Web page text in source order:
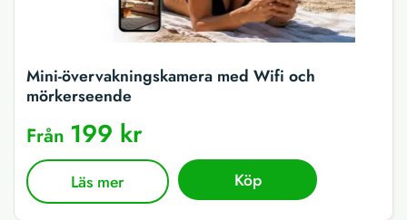
Mini-övervakningskamera med Wifi och
mörkerseende
Från 199 kr
Läs mer Köp